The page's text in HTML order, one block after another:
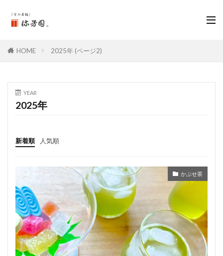
HOME 2025年 (ページ2)
YEAR
2025年
新着順 人気順
かぶせ茶